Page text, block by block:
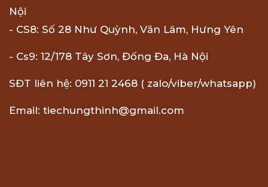
Nội
- CS8: Số 28 Như Quỳnh, Văn Lâm, Hưng Yên
- Cs9: 12/178 Tây Sơn, Đống Đa, Hà Nội
SĐT liên hệ: 0911 21 2468 ( zalo/viber/whatsapp)
Email: tiechungthinh@gmail.com